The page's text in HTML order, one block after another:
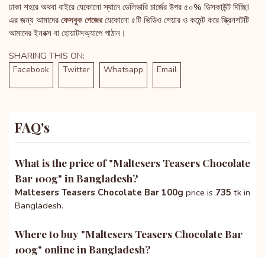
ঢাকা শহরে অথবা বাইরে যেকোনো স্থানে ডেলিভারি চার্জের উপর ৫০% ডিসকাউন্ট দিচ্ছি!
এর জন্য আমাদের ফেসবুক পেজেরযেকোনো ৫টি ভিডিও শেয়ার ও কমেন্ট করে স্ক্রিনশটটি
আমাদের ইনবক্স বা হোয়াটসঅ্যাপে পাঠান।
SHARING THIS ON:
Facebook Twitter Whatsapp Email
FAQ's
What is the price of "Maltesers Teasers Chocolate
Bar 100g" in Bangladesh?
Maltesers Teasers Chocolate Bar 100g price is 735 tk in
Bangladesh.
Where to buy "Maltesers Teasers Chocolate Bar
100g" online in Bangladesh?